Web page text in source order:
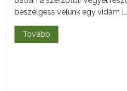
PÉNZÜGYEI
beszélgess velünk egy vidám
Tovább